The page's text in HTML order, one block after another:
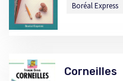
Boréal Express
Corneilles